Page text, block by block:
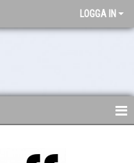
LOGGA IN